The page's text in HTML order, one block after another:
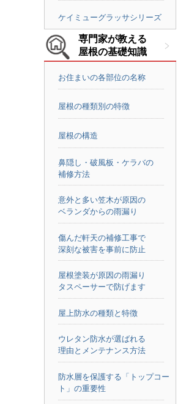
ケイミューグラッサシリーズ
専門家が教える
屋根の基礎知識
お住まいの各部位の名称
屋根の種類別の特徴
屋根の構造
鼻隠し・破風板・ケラバの
補修方法
意外と多い笠木が原因の
ベランダからの雨漏り
傷んだ軒天の補修工事で
深刻な被害を事前に防止
屋根塗装が原因の雨漏り
タスペーサーで防げます
屋上防水の種類と特徴
ウレタン防水が選ばれる
理由とメンテナンス方法
防水層を保護する「トップコー
ト」の重要性